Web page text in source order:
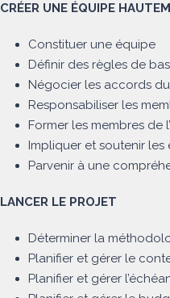
CRÉER UNE ÉQUIPE
Constituer une équipe
Définir des règles de
Négocier les accords
Responsabiliser les
Former les membres de
Impliquer et soutenir
Parvenir à une
LANCER LE PROJET
Déterminer la
Planifier et gérer le
Planifier et gérer